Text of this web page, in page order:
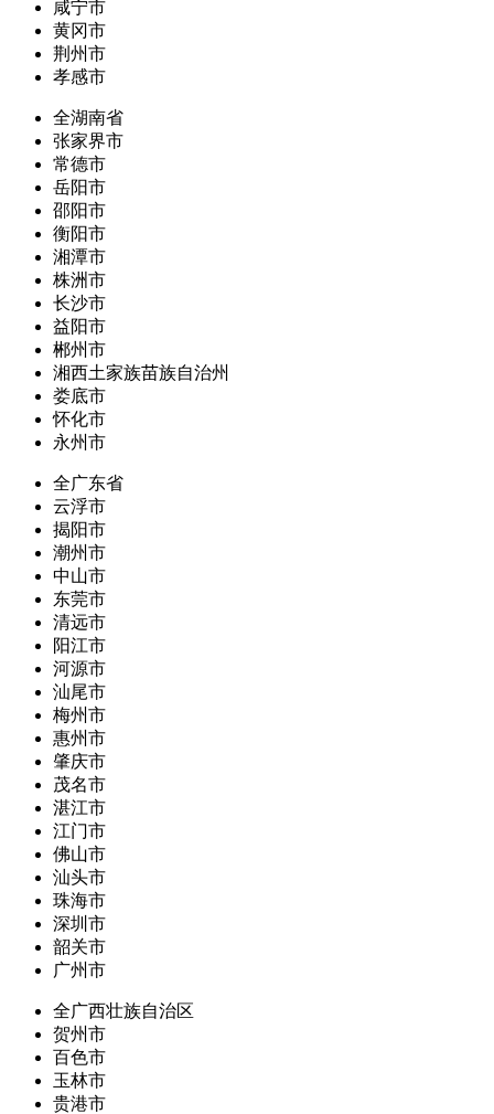
咸宁市
黄冈市
荆州市
孝感市
全湖南省
张家界市
常德市
岳阳市
邵阳市
衡阳市
湘潭市
株洲市
长沙市
益阳市
郴州市
湘西土家族苗族自治州
娄底市
怀化市
永州市
全广东省
云浮市
揭阳市
潮州市
中山市
东莞市
清远市
阳江市
河源市
汕尾市
梅州市
惠州市
肇庆市
茂名市
湛江市
江门市
佛山市
汕头市
珠海市
深圳市
韶关市
广州市
全广西壮族自治区
贺州市
百色市
玉林市
贵港市